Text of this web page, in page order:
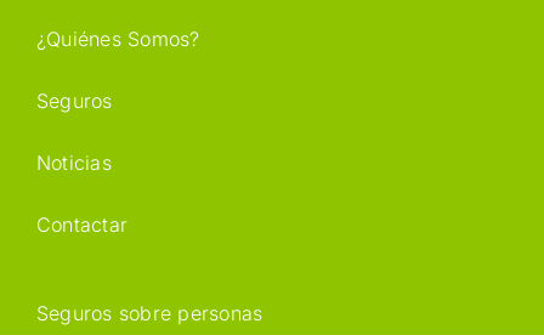
¿Quiénes Somos?
Seguros
Noticias
Contactar
Seguros sobre personas